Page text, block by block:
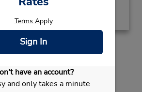
Terms Apply
Sign In
have an account?
and only takes a minute
la oficina
horas laborales